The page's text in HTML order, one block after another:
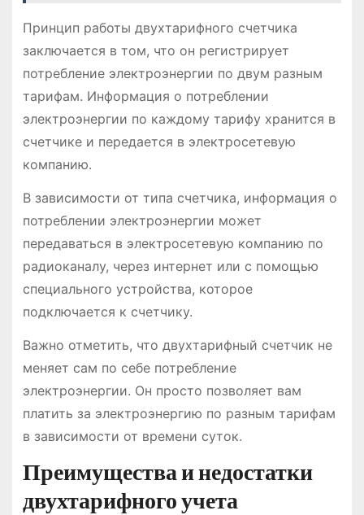
Принцип работы двухтарифного счетчика
заключается в том, что он регистрирует
потребление электроэнергии по двум разным
тарифам. Информация о потреблении
электроэнергии по каждому тарифу хранится в
счетчике и передается в электросетевую
компанию.
В зависимости от типа счетчика, информация о
потреблении электроэнергии может
передаваться в электросетевую компанию по
радиоканалу, через интернет или с помощью
специального устройства, которое
подключается к счетчику.
Важно отметить, что двухтарифный счетчик не
меняет сам по себе потребление
электроэнергии. Он просто позволяет вам
платить за электроэнергию по разным тарифам
в зависимости от времени суток.
Преимущества и недостатки
двухтарифного учета